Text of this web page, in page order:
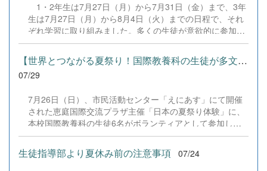
の全国大会出場にあたり、多大なるご支援・ご協力をいた
だきました企業の皆様、ならびに心温まるご寄付や温かい
ご声援を寄せてくださった地域の皆様方に、心より感謝申
し上げます。皆様からの温かいご支援が部員たちの大きな
励みとなり、全国の舞台で最高のパフォーマンスと演技を
届けることができました。今回の経験を糧に、さらに表現
本校演劇部への変わらぬご声援をよろしくお願いいたしま
す。 &nbsp;
1・2年生は7月27日（月）から7月31日（金）まで、3年
生は7月27日（月）から8月4日（火）までの日程で、それ
ぞれ学習に取り組みました。多くの生徒が意欲的に参加
し、これまでの学習内容の復習や発展的な内容、受験に向
けた学習などに真剣に取り組む姿が見られました。夏期講
習で身に付けた学習習慣や知識を、今後の学校生活や学習
に生かし、一人一人がさらなる成長につなげてくれること
【世界とつながる夏祭り！国際教養科の生徒が多文化共生ボランテ...
07/29
7月26日（日）、市民活動センター「えにあす」にて開催
された恵庭国際交流プラザ主催「日本の夏祭り体験」に、
本校国際教養科の生徒6名がボランティアとして参加しま
した！ 会場にはウクライナ、ネパール、アフガニスタンな
ど多国籍な参加者が集まり、ヨーヨー釣りや綿あめ、盆踊
りなどを満喫。浴衣姿でイベントを彩った1年生や、経験
生徒指導部より夏休み前の注意事項 07/24